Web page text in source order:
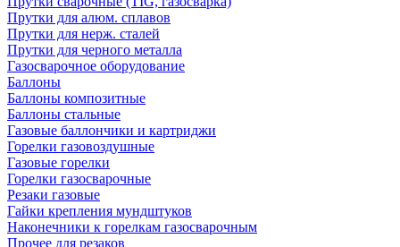
Прутки для алюм. сплавов
Прутки для нерж. сталей
Прутки для черного металла
Газосварочное оборудование
Баллоны
Баллоны композитные
Баллоны стальные
Газовые баллончики и картриджи
Горелки газовоздушные
Газовые горелки
Горелки газосварочные
Резаки газовые
Гайки крепления мундштуков
Наконечники к горелкам газосварочным
Прочее для резаков